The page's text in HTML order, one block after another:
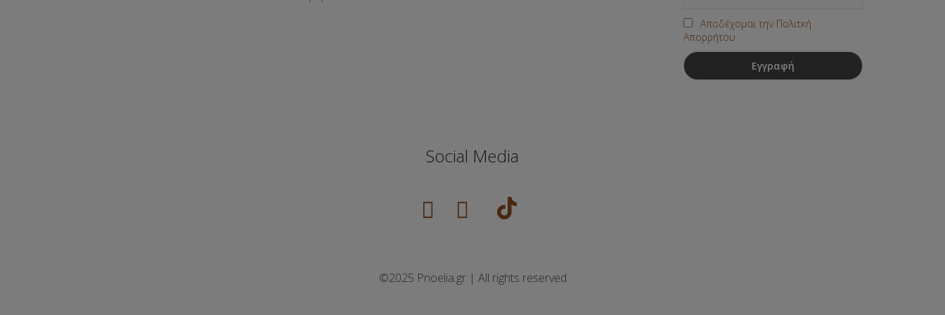
Αποδέχομαι την Πολιτκή
Απορρήτου
Social Media
©2025 Pnoelia.gr | All rights reserved